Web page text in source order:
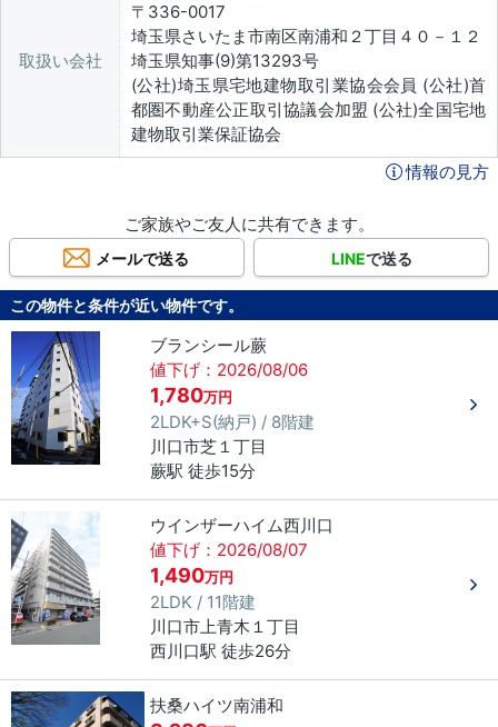
取扱い会社
〒336-0017
埼玉県さいたま市南区南浦和２丁目４０－１２
埼玉県知事(9)第13293号
(公社)埼玉県宅地建物取引業協会会員 (公社)首
都圏不動産公正取引協議会加盟 (公社)全国宅地
建物取引業保証協会
情報の見方
ご家族やご友人に共有できます。
メールで送る LINEで送る
この物件と条件が近い物件です。
ブランシール蕨
値下げ：2026/08/06
1,780万円
2LDK+S(納戸) / 8階建
川口市芝 １丁目
蕨駅 徒歩15分
ウインザーハイム西川口
値下げ：2026/08/07
1,490万円
2LDK / 11階建
川口市上青木 １丁目
西川口駅 徒歩26分
扶桑ハイツ南浦和